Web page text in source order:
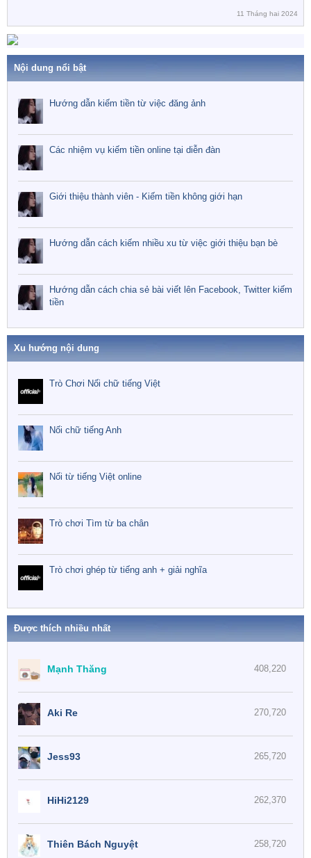
11 Tháng hai 2024
Nội dung nổi bật
Hướng dẫn kiếm tiền từ việc đăng ảnh
Các nhiệm vụ kiếm tiền online tại diễn đàn
Giới thiệu thành viên - Kiếm tiền không giới hạn
Hướng dẫn cách kiếm nhiều xu từ việc giới thiệu bạn bè
Hướng dẫn cách chia sẻ bài viết lên Facebook, Twitter kiếm
tiền
Xu hướng nội dung
Trò Chơi Nối chữ tiếng Việt
Nối chữ tiếng Anh
Nối từ tiếng Việt online
Trò chơi Tìm từ ba chân
Trò chơi ghép từ tiếng anh + giải nghĩa
Được thích nhiều nhất
408,220
Mạnh Thăng
270,720
Aki Re
265,720
Jess93
262,370
HiHi2129
258,720
Thiên Bách Nguyệt